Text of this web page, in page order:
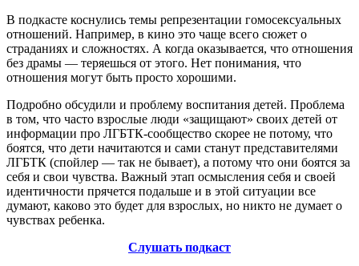
В подкасте коснулись темы репрезентации гомосексуальных
отношений. Например, в кино это чаще всего сюжет о
страданиях и сложностях. А когда оказывается, что отношения
без драмы — теряешься от этого. Нет понимания, что
отношения могут быть просто хорошими.
Подробно обсудили и проблему воспитания детей. Проблема
в том, что часто взрослые люди «защищают» своих детей от
информации про ЛГБТК-сообщество скорее не потому, что
боятся, что дети начитаются и сами станут представителями
ЛГБТК (спойлер — так не бывает), а потому что они боятся за
себя и свои чувства. Важный этап осмысления себя и своей
идентичности прячется подальше и в этой ситуации все
думают, каково это будет для взрослых, но никто не думает о
чувствах ребенка.
Слушать подкаст